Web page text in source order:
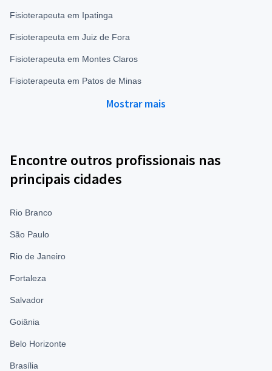
Fisioterapeuta em Ipatinga
Fisioterapeuta em Juiz de Fora
Fisioterapeuta em Montes Claros
Fisioterapeuta em Patos de Minas
Mostrar mais
Encontre outros profissionais nas
principais cidades
Rio Branco
São Paulo
Rio de Janeiro
Fortaleza
Salvador
Goiânia
Belo Horizonte
Brasília